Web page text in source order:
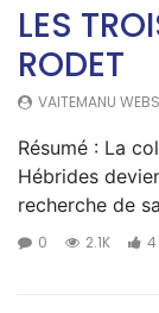
LES
RODET
VAITEMANU
Résumé : La
Hébrides
recherche de
0 2.1K 4